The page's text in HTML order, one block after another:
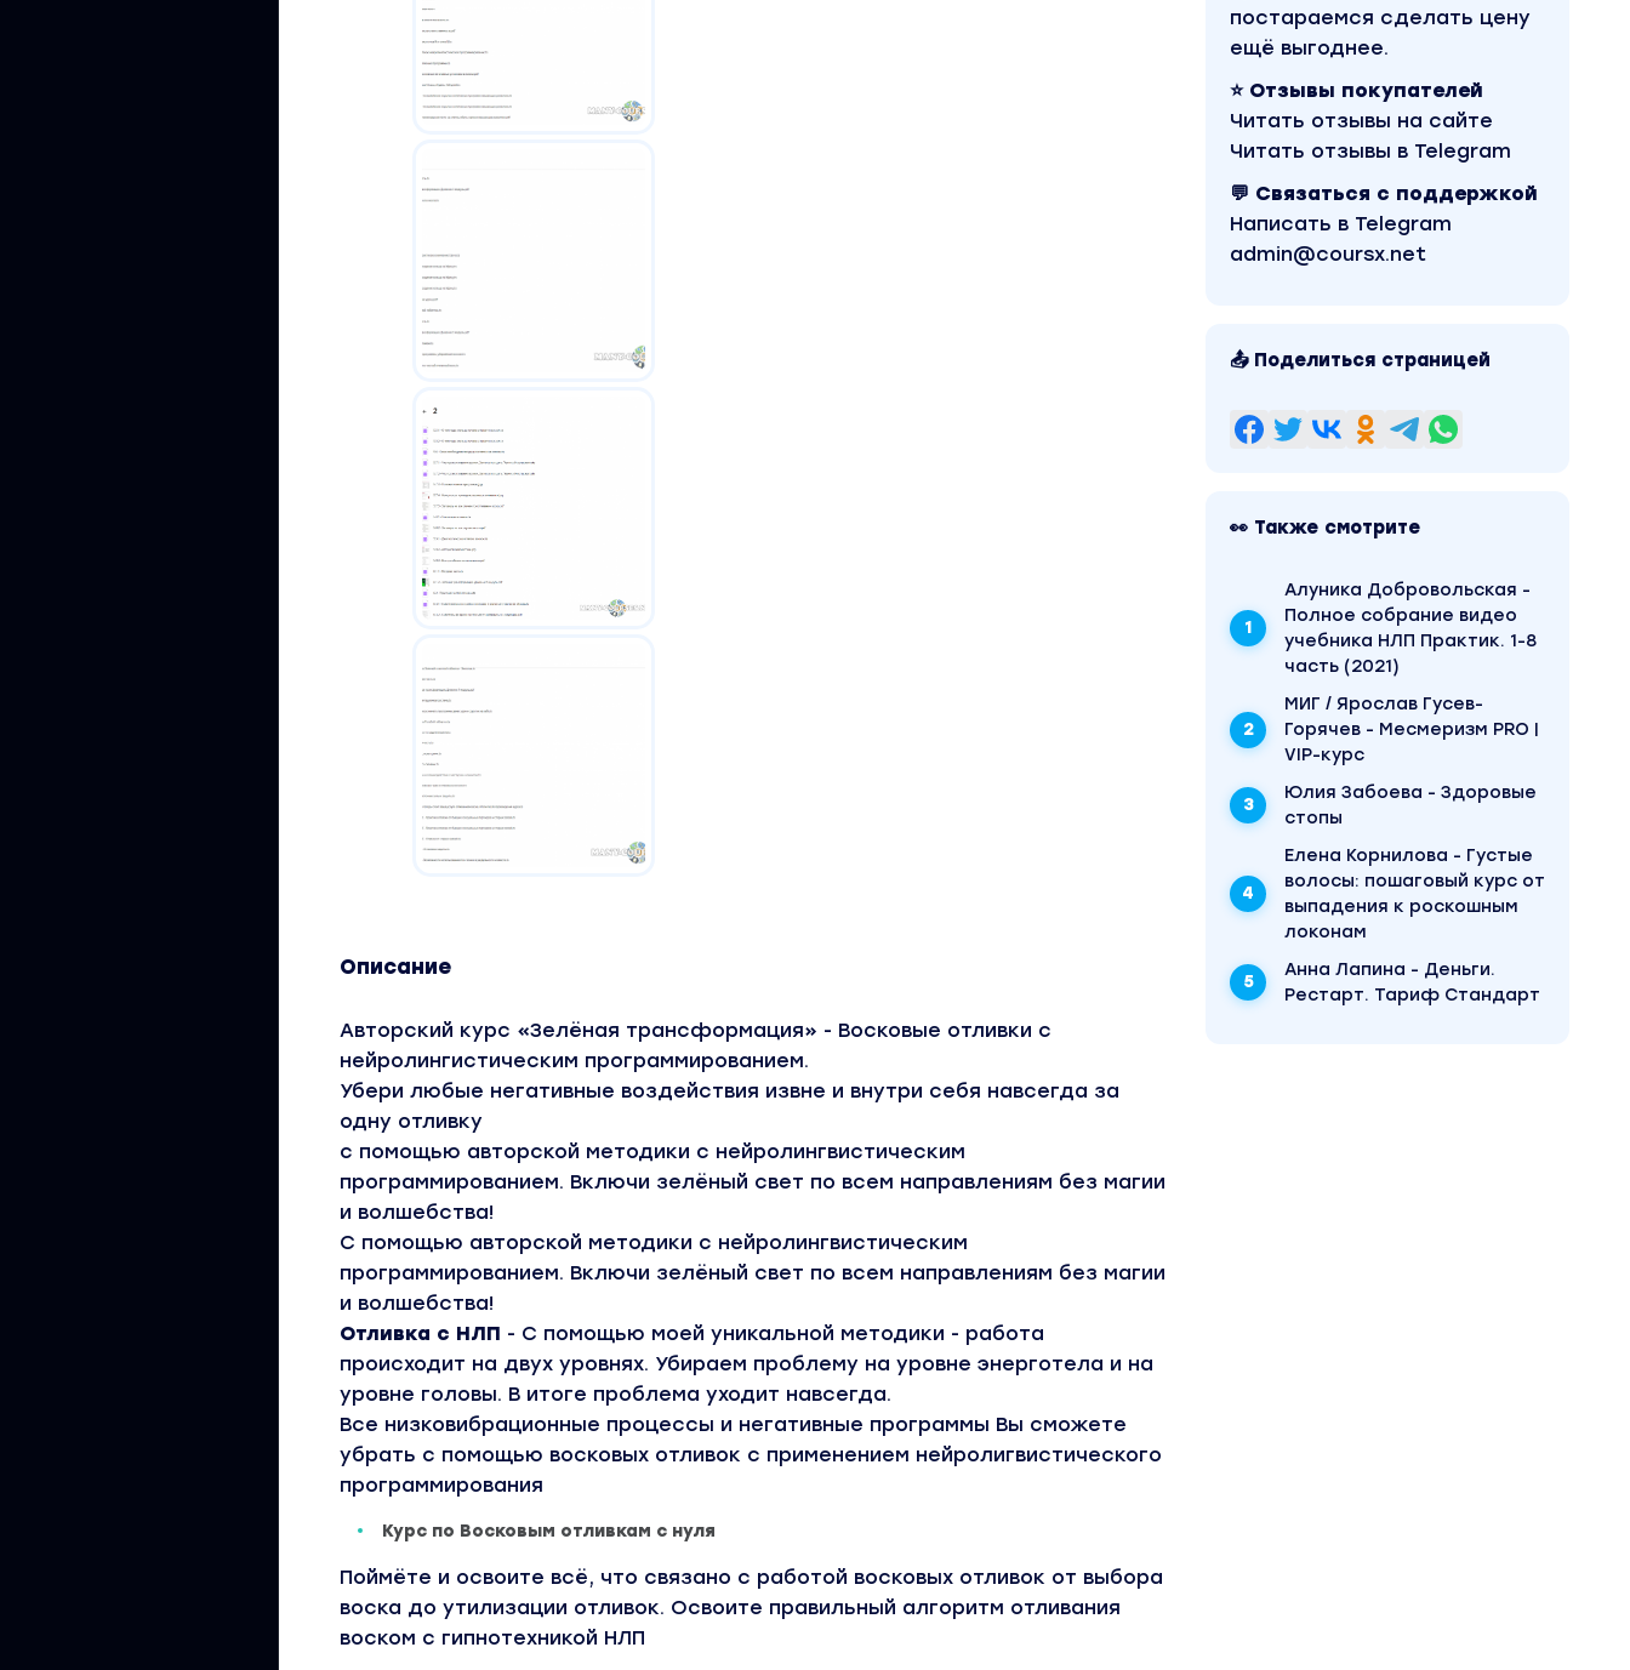
Описание
Авторский курс «Зелёная трансформация» - Восковые отливки с
нейролингистическим программированием.
Убери любые негативные воздействия извне и внутри себя навсегда за
одну отливку
с помощью авторской методики с нейролингвистическим
программированием. Включи зелёный свет по всем направлениям без магии
и волшебства!
С помощью авторской методики с нейролингвистическим
программированием. Включи зелёный свет по всем направлениям без магии
и волшебства!
Отливка с НЛП - С помощью моей уникальной методики - работа
происходит на двух уровнях. Убираем проблему на уровне энерготела и на
уровне головы. В итоге проблема уходит навсегда.
Все низковибрационные процессы и негативные программы Вы сможете
убрать с помощью восковых отливок с применением нейролигвистического
программирования
Курс по Восковым отливкам с нуля
Поймёте и освоите всё, что связано с работой восковых отливок от выбора
воска до утилизации отливок. Освоите правильный алгоритм отливания
воском с гипнотехникой НЛП
постараемся сделать цену
ещё выгоднее.
⭐ Отзывы покупателей
Читать отзывы на сайте
Читать отзывы в Telegram
💬 Связаться с поддержкой
Написать в Telegram
admin@coursx.net
📤 Поделиться страницей
👀 Также смотрите
Алуника Добровольская -
Полное собрание видео
учебника НЛП Практик. 1-8
часть (2021)
МИГ / Ярослав Гусев-
Горячев - Месмеризм PRO |
VIP-курс
Юлия Забоева - Здоровые
стопы
Елена Корнилова - Густые
волосы: пошаговый курс от
выпадения к роскошным
локонам
Анна Лапина - Деньги.
Рестарт. Тариф Стандарт